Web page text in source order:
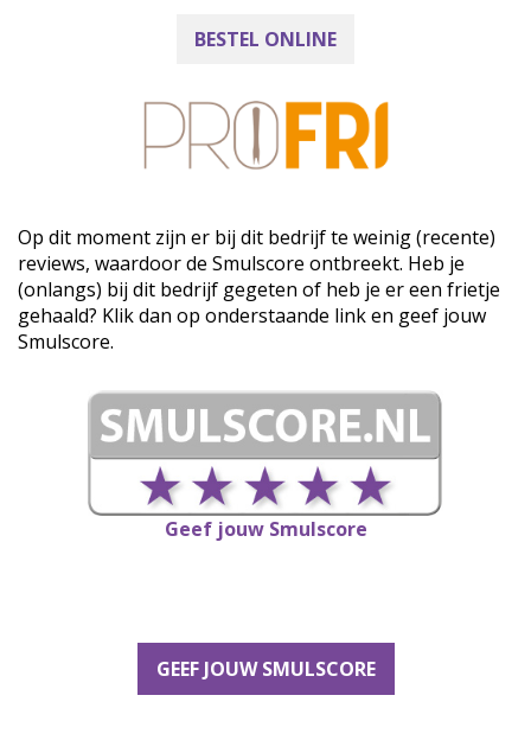
BESTEL ONLINE
Op dit moment zijn er bij dit bedrijf te weinig (recente)
reviews, waardoor de Smulscore ontbreekt. Heb je
(onlangs) bij dit bedrijf gegeten of heb je er een frietje
gehaald? Klik dan op onderstaande link en geef jouw
Smulscore.
Geef jouw Smulscore
GEEF JOUW SMULSCORE